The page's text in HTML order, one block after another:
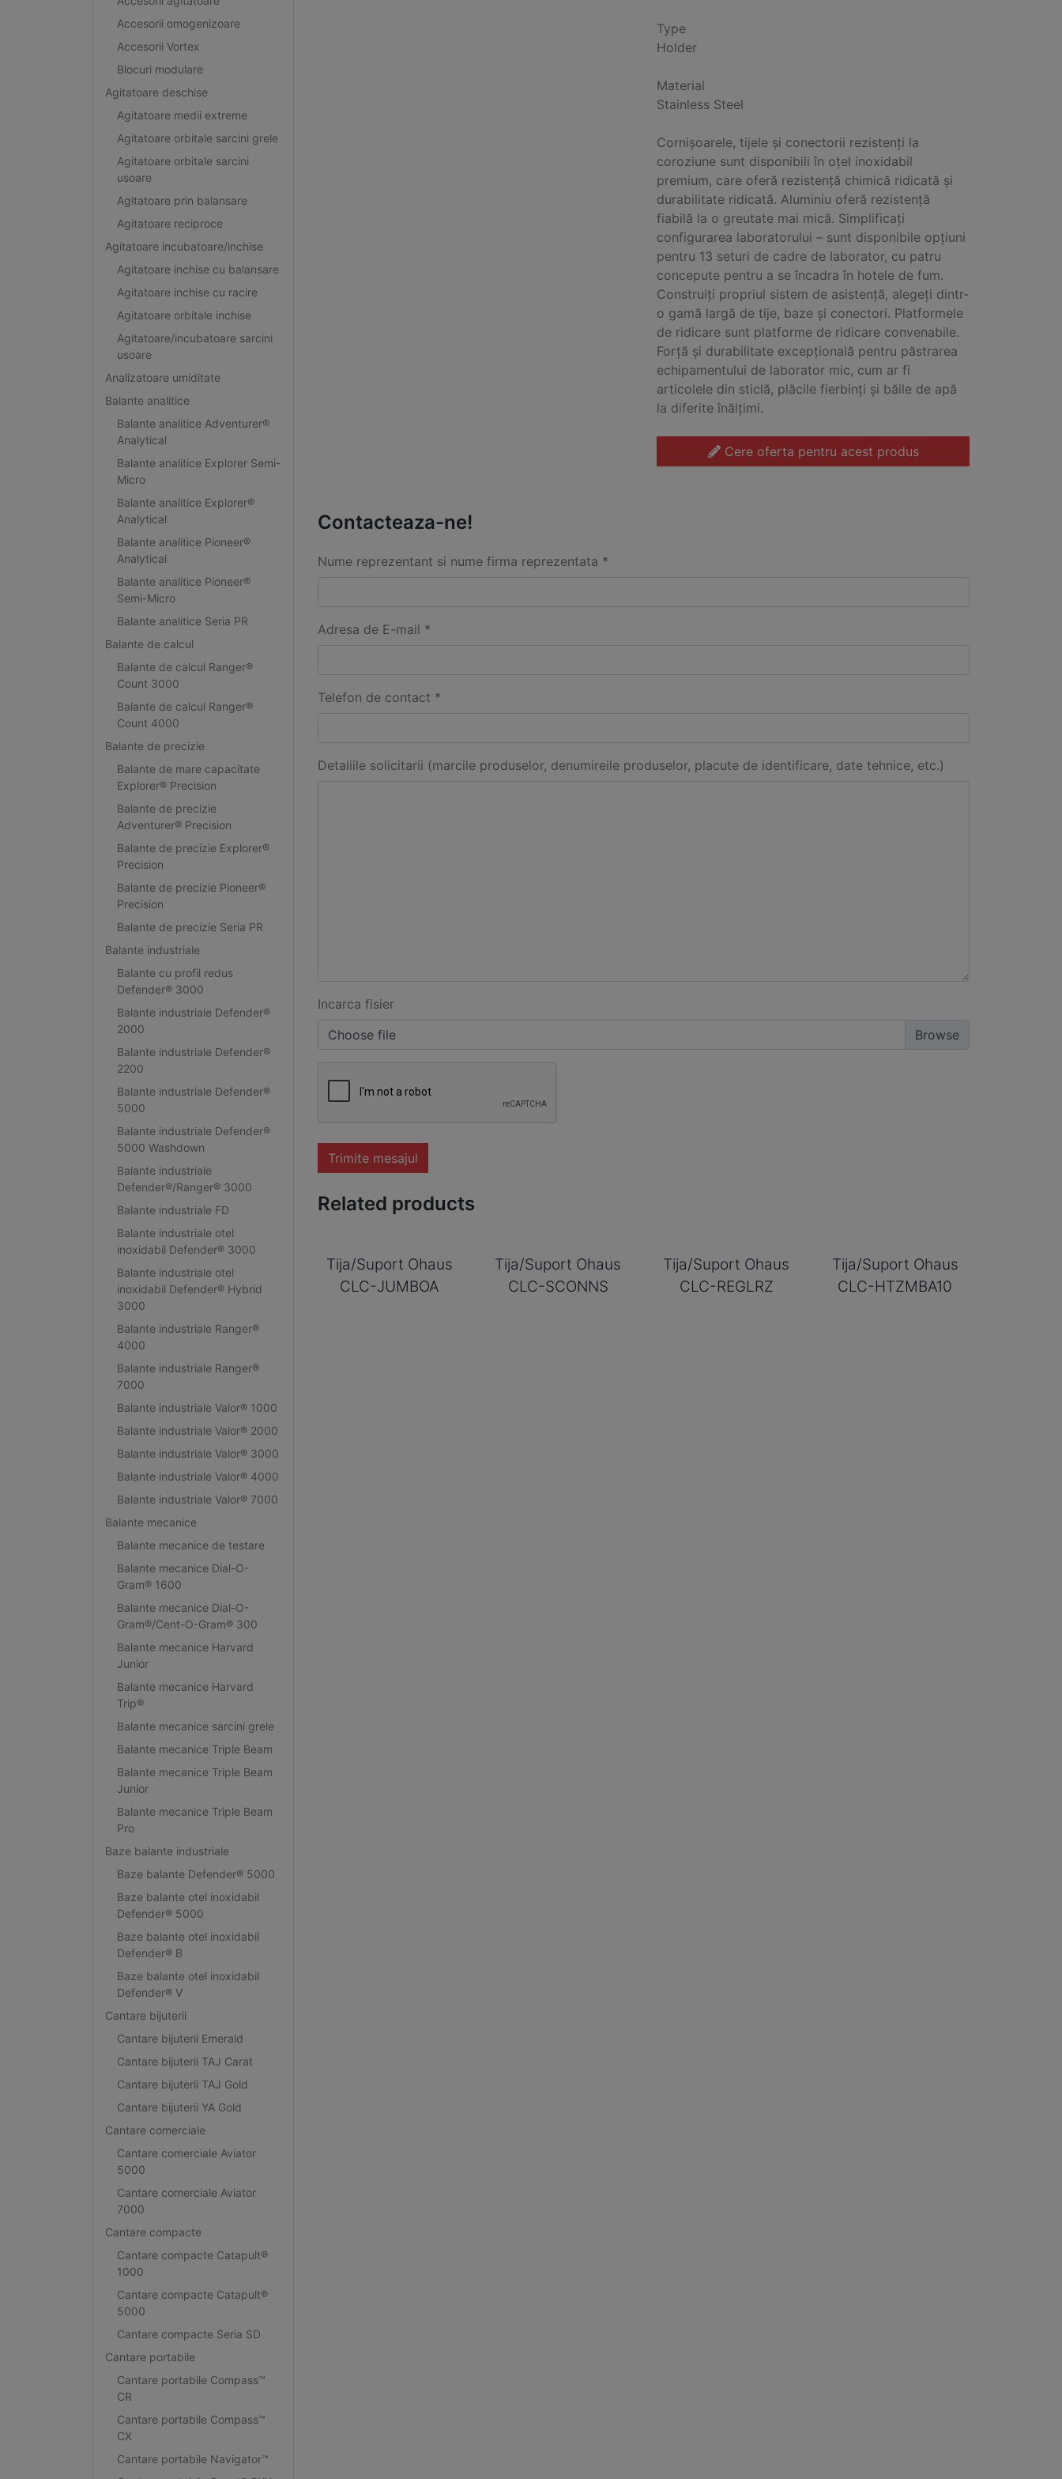
Accesorii omogenizoare
Accesorii Vortex
Blocuri modulare
Agitatoare deschise
Agitatoare medii extreme
Agitatoare orbitale sarcini grele
Agitatoare orbitale sarcini
usoare
Agitatoare prin balansare
Agitatoare reciproce
Agitatoare incubatoare/inchise
Agitatoare inchise cu balansare
Agitatoare inchise cu racire
Agitatoare orbitale inchise
Agitatoare/incubatoare sarcini
usoare
Analizatoare umiditate
Balante analitice
Balante analitice Adventurer®
Analytical
Balante analitice Explorer Semi-
Micro
Balante analitice Explorer®
Analytical
Balante analitice Pioneer®
Analytical
Balante analitice Pioneer®
Semi-Micro
Balante analitice Seria PR
Balante de calcul
Balante de calcul Ranger®
Count 3000
Balante de calcul Ranger®
Count 4000
Balante de precizie
Balante de mare capacitate
Explorer® Precision
Balante de precizie
Adventurer® Precision
Balante de precizie Explorer®
Precision
Balante de precizie Pioneer®
Precision
Balante de precizie Seria PR
Balante industriale
Balante cu profil redus
Defender® 3000
Balante industriale Defender®
2000
Balante industriale Defender®
2200
Balante industriale Defender®
5000
Balante industriale Defender®
5000 Washdown
Balante industriale
Defender®/Ranger® 3000
Balante industriale FD
Balante industriale otel
inoxidabil Defender® 3000
Balante industriale otel
inoxidabil Defender® Hybrid
3000
Balante industriale Ranger®
4000
Balante industriale Ranger®
7000
Balante industriale Valor® 1000
Balante industriale Valor® 2000
Balante industriale Valor® 3000
Balante industriale Valor® 4000
Balante industriale Valor® 7000
Balante mecanice
Balante mecanice de testare
Balante mecanice Dial-O-
Gram® 1600
Balante mecanice Dial-O-
Gram®/Cent-O-Gram® 300
Balante mecanice Harvard
Junior
Balante mecanice Harvard
Trip®
Balante mecanice sarcini grele
Balante mecanice Triple Beam
Balante mecanice Triple Beam
Junior
Balante mecanice Triple Beam
Pro
Baze balante industriale
Baze balante Defender® 5000
Baze balante otel inoxidabil
Defender® 5000
Baze balante otel inoxidabil
Defender® B
Baze balante otel inoxidabil
Defender® V
Cantare bijuterii
Cantare bijuterii Emerald
Cantare bijuterii TAJ Carat
Cantare bijuterii TAJ Gold
Cantare bijuterii YA Gold
Cantare comerciale
Cantare comerciale Aviator
5000
Cantare comerciale Aviator
7000
Cantare compacte
Cantare compacte Catapult®
1000
Cantare compacte Catapult®
5000
Cantare compacte Seria SD
Cantare portabile
Cantare portabile Compass™
CR
Cantare portabile Compass™
CX
Cantare portabile Navigator™
Type
Holder
Material
Stainless Steel
Cornișoarele, tijele și conectorii rezistenți la
coroziune sunt disponibili în oțel inoxidabil
premium, care oferă rezistență chimică ridicată și
durabilitate ridicată. Aluminiu oferă rezistență
fiabilă la o greutate mai mică. Simplificați
configurarea laboratorului – sunt disponibile opțiuni
pentru 13 seturi de cadre de laborator, cu patru
concepute pentru a se încadra în hotele de fum.
Construiți propriul sistem de asistență, alegeți dintr-
o gamă largă de tije, baze și conectori. Platformele
de ridicare sunt platforme de ridicare convenabile.
Forță și durabilitate excepțională pentru păstrarea
echipamentului de laborator mic, cum ar fi
articolele din sticlă, plăcile fierbinți și băile de apă
la diferite înălțimi.
Cere oferta pentru acest produs
Contacteaza-ne!
Nume reprezentant si nume firma reprezentata *
Adresa de E-mail *
Telefon de contact *
Detaliile solicitarii (marcile produselor, denumireile produselor, placute de identificare, date tehnice, etc.)
Incarca fisier
Choose file
Trimite mesajul
Related products
Tija/Suport Ohaus
CLC-JUMBOA
Tija/Suport Ohaus
CLC-SCONNS
Tija/Suport Ohaus
CLC-REGLRZ
Tija/Suport Ohaus
CLC-HTZMBA10